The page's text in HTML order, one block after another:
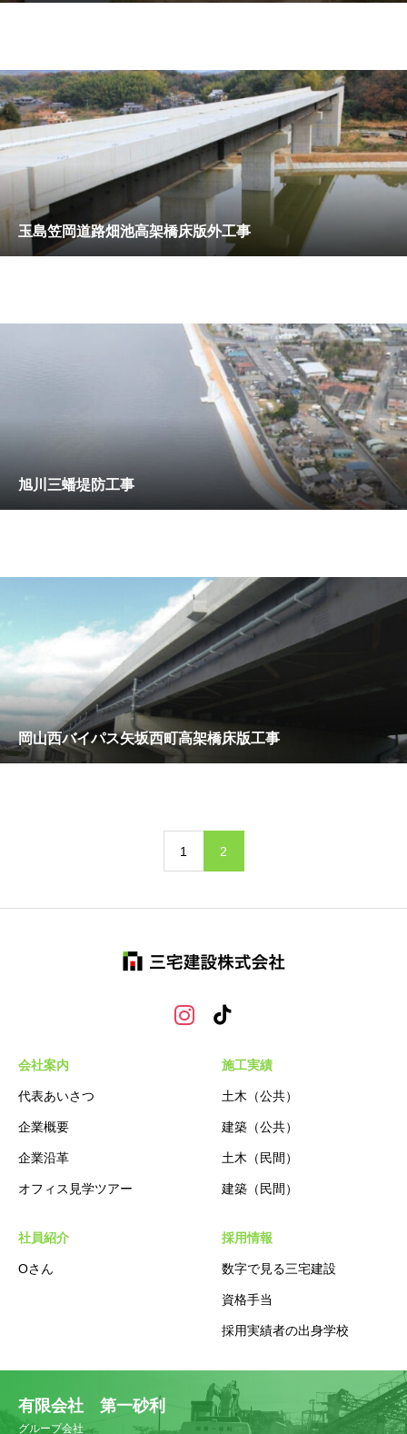
玉島笠岡道路畑池高架橋床版外工事
旭川三蟠堤防工事
岡山西バイパス矢坂西町高架橋床版工事
1 2
会社案内
代表あいさつ
企業概要
企業沿革
オフィス見学ツアー
施工実績
土木（公共）
建築（公共）
土木（民間）
建築（民間）
社員紹介
Oさん
採用情報
数字で見る三宅建設
資格手当
採用実績者の出身学校
有限会社 第一砂利
グループ会社